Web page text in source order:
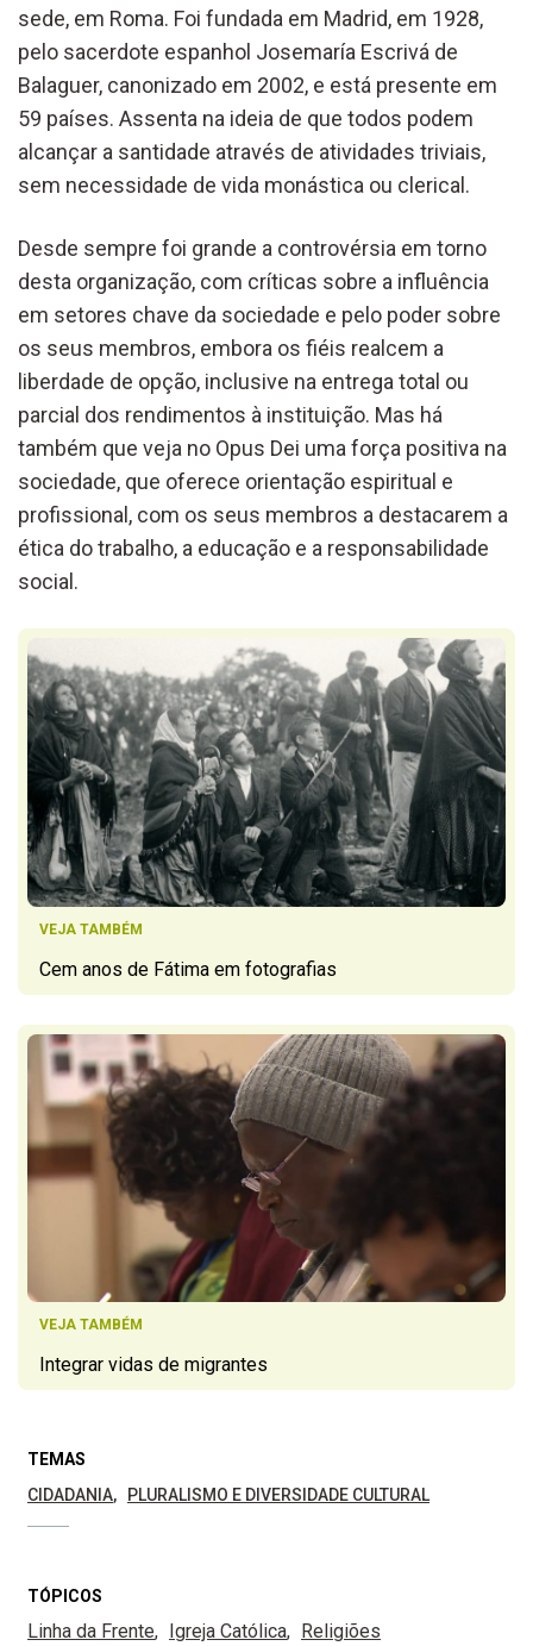
sede, em Roma. Foi fundada em Madrid, em 1928,
pelo sacerdote espanhol Josemaría Escrivá de
Balaguer, canonizado em 2002, e está presente em
59 países. Assenta na ideia de que todos podem
alcançar a santidade através de atividades triviais,
sem necessidade de vida monástica ou clerical.
Desde sempre foi grande a controvérsia em torno
desta organização, com críticas sobre a influência
em setores chave da sociedade e pelo poder sobre
os seus membros, embora os fiéis realcem a
liberdade de opção, inclusive na entrega total ou
parcial dos rendimentos à instituição. Mas há
também que veja no Opus Dei uma força positiva na
sociedade, que oferece orientação espiritual e
profissional, com os seus membros a destacarem a
ética do trabalho, a educação e a responsabilidade
social.
VEJA TAMBÉM
Cem anos de Fátima em fotografias
VEJA TAMBÉM
Integrar vidas de migrantes
TEMAS
CIDADANIA
PLURALISMO E DIVERSIDADE CULTURAL
TÓPICOS
Linha da Frente Igreja Católica Religiões